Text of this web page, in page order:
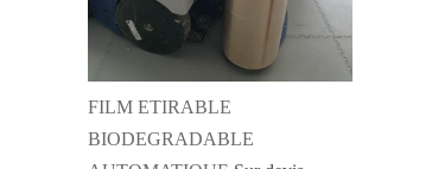
FILM ETIRABLE
BIODEGRADABLE